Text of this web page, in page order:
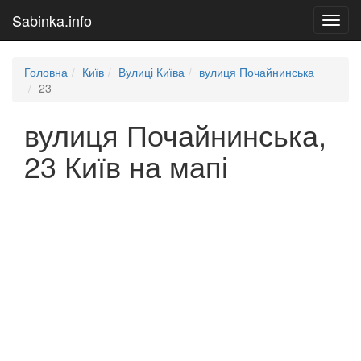
Sabinka.info
Головна Київ Вулиці Київа
вулиця Почайнинська
23
вулиця Почайнинська,
23 Київ на мапі